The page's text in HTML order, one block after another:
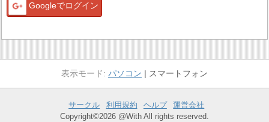
Googleでログイン
パソコン スマートフォン
サークル 利用規約 ヘルプ
運営会社
Copyright©2026 @With All rights reserved.